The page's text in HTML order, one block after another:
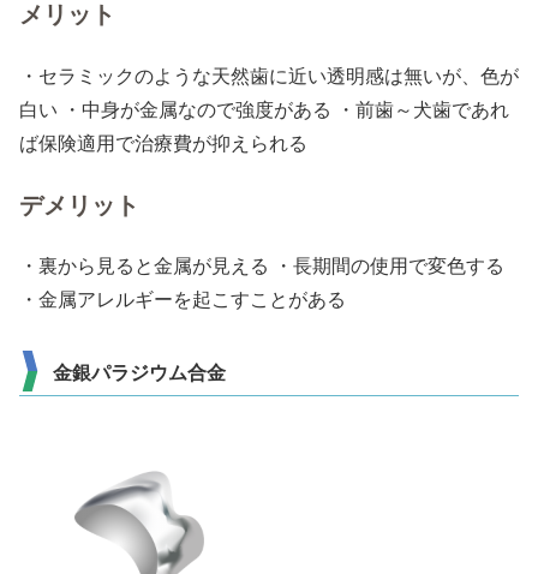
メリット
・セラミックのような天然歯に近い透明感は無いが、色が
白い ・中身が金属なので強度がある ・前歯～犬歯であれ
ば保険適用で治療費が抑えられる
デメリット
・裏から見ると金属が見える ・長期間の使用で変色する
・金属アレルギーを起こすことがある
金銀パラジウム合金